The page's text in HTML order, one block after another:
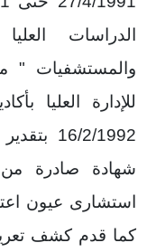
الدراسات
والمستشفيات "
للإدارة العليا
16/2/
شهادة صادرة من
كما قدم كشف